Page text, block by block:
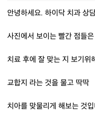
안녕하세요. 하이닥 치과 상
사진에서 보이는 빨간 점들은
치료 후에 잘 맞는 지 보기위
교합지 라는 것을 물고 딱딱
치아를 맞물리게 해보는 것